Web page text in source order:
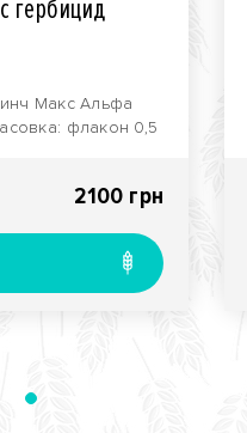
гербицид
Макс Альфа
флакон 0,5
2100 грн